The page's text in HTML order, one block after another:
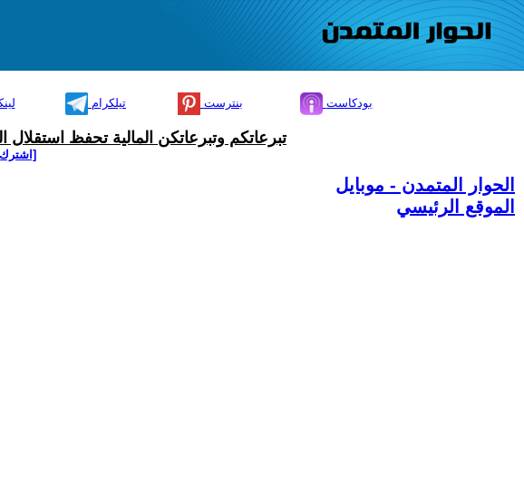
تيلكرام بنترست بودكاست
تبرعاتكم وتبرعاتكن المالية تحفظ
الحوار المتمدن - موبايل
الموقع الرئيسي